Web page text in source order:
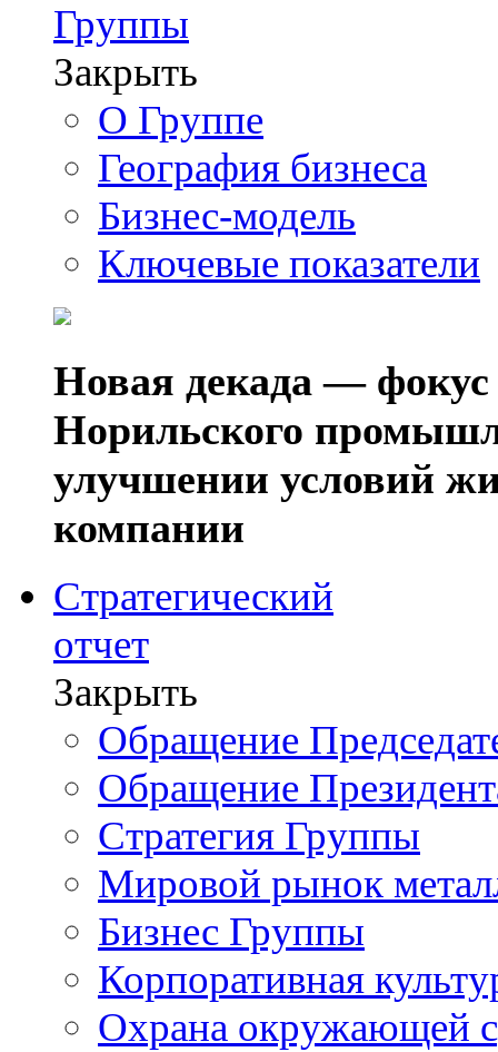
Группы
Закрыть
О Группе
География бизнеса
Бизнес-модель
Ключевые показатели
Новая декада — фокус
Норильского
улучшении условий
компании
Стратегический
отчет
Закрыть
Обращение
Обращение
Стратегия Группы
Мировой рынок
Бизнес Группы
Корпоративная
Охрана окружающей